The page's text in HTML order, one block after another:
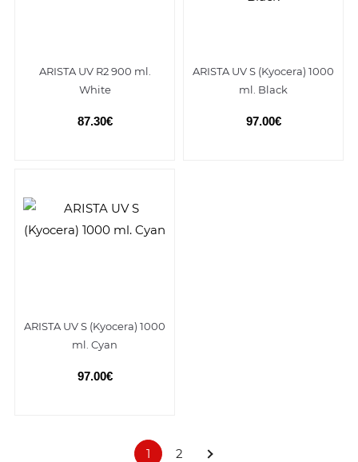
ARISTA UV R2 900 ml.
White
87.30€
ARISTA UV S (Kyocera) 1000
ml. Black
97.00€
ARISTA UV S (Kyocera) 1000
ml. Cyan
97.00€
1 2